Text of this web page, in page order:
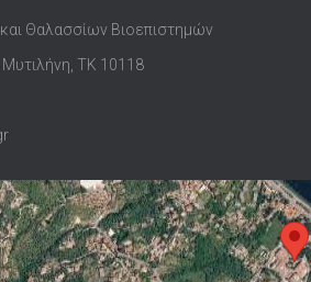
Θαλασσίων Βιοεπιστημών
ΤΚ 10118